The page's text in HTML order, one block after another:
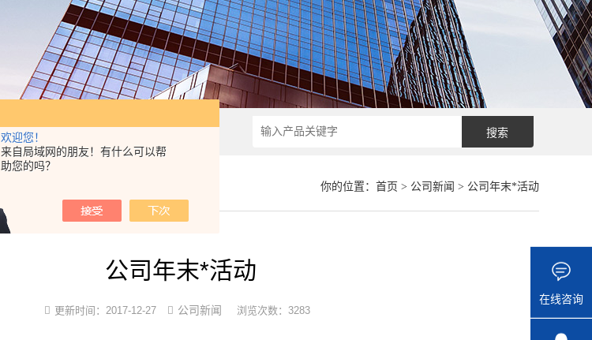
欢迎您！
来自局域网的朋友！有什么可以帮
助您的吗？
你的位置： 首页 > 公司新闻 > 公司年末*活动
公司年末*活动
更新时间：2017-12-27 公司新闻 浏览次数：3283
在线咨询